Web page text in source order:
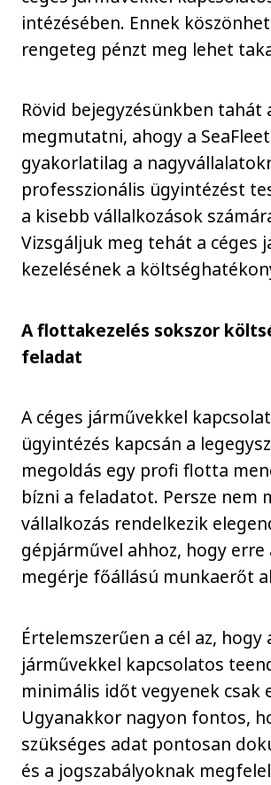
intézésében. Ennek
rengeteg pénzt meg lehet
Rövid bejegyzésünkben tahát
megmutatni, ahogy a SeaFleet
gyakorlatilag a
professzionális ügyintézést
a kisebb vállalkozások
Vizsgáljuk meg tehát a céges
kezelésének a
A flottakezelés sokszor
feladat
A céges járművekkel
ügyintézés kapcsán a
megoldás egy profi flotta
bízni a feladatot. Persze nem
vállalkozás rendelkezik
gépjárművel ahhoz, hogy erre
megérje főállású munkaerőt
Értelemszerűen a cél az, hogy
járművekkel kapcsolatos
minimális időt vegyenek csak
Ugyanakkor nagyon fontos,
szükséges adat pontosan
és a jogszabályoknak